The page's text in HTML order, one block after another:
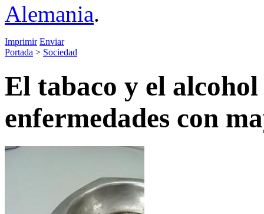
Alemania.
Imprimir Enviar
Portada > Sociedad
El tabaco y el
enfermedades con